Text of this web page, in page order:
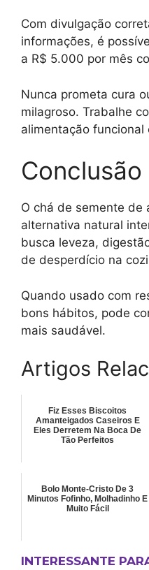
Com divulgação
informações, é
a R$ 5.000 por mês
Nunca prometa cura
milagroso. Trabalhe
alimentação funcional
Conclusão
O chá de semente de
alternativa natural
busca leveza,
de desperdício na
Quando usado com
bons hábitos, pode
mais saudável.
Artigos
Fiz Esses Biscoitos
Amanteigados Caseiros E
Eles Derretem Na Boca De
Tão Perfeitos
Bolo Monte-Cristo De 3
Minutos Fofinho, Molhadinho E
Muito Fácil